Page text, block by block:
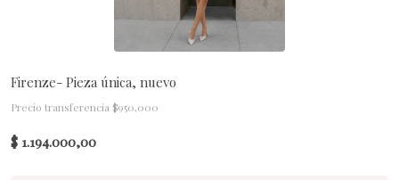
Firenze- Pieza única, nuevo
Precio transferencia $950,000
$ 1.194.000,00